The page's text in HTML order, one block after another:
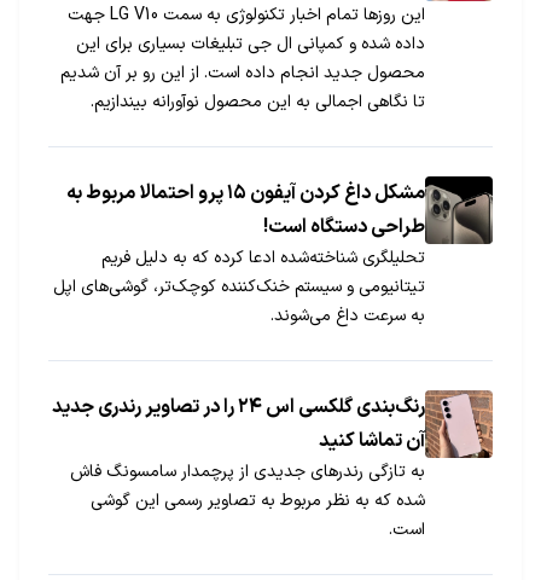
این روزها تمام اخبار تکنولوژی به سمت LG V10 جهت
داده شده و کمپانی ال جی تبلیغات بسیاری برای این
محصول جدید انجام داده است. از این رو بر آن شدیم
تا نگاهی اجمالی به این محصول نوآورانه بیندازیم.
مشکل داغ کردن آیفون ۱۵ پرو احتمالا مربوط به
طراحی دستگاه است!
تحلیلگری شناخته‌شده ادعا کرده که به دلیل فریم
تیتانیومی و سیستم خنک‌کننده کوچک‌تر، گوشی‌های اپل
به سرعت داغ می‌شوند.
رنگ‌بندی گلکسی اس ۲۴ را در تصاویر رندری جدید
آن تماشا کنید
به تازگی رندرهای جدیدی از پرچمدار سامسونگ فاش
شده که به نظر مربوط به تصاویر رسمی این گوشی
است.